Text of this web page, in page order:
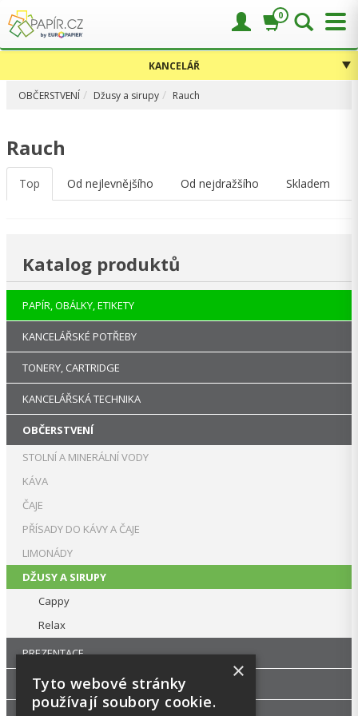
KANCELÁŘ
OBČERSTVENÍ Džusy a sirupy Rauch
Rauch
Top Od nejlevnějšího Od nejdražšího Skladem
Katalog produktů
PAPÍR, OBÁLKY, ETIKETY
KANCELÁŘSKÉ POTŘEBY
TONERY, CARTRIDGE
KANCELÁŘSKÁ TECHNIKA
OBČERSTVENÍ
STOLNÍ A MINERÁLNÍ VODY
KÁVA
ČAJE
PŘÍSADY DO KÁVY A ČAJE
LIMONÁDY
DŽUSY A SIRUPY
Cappy
Relax
PREZENTACE
DROGERIE
0
×
Tyto webové stránky
používají soubory cookie.